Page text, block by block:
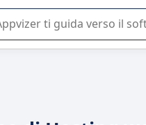
o nella scelta di un